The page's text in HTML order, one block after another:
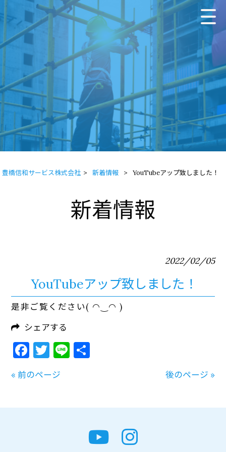
豊橋信和サービス株式会社 > 新着情報 > YouTubeアップ致しました！
新着情報
2022/02/05
YouTubeアップ致しました！
是非ご覧ください( ◠‿◠ )
シェアする
Facebook
Twitter
Line
« 前のページ 後のページ »